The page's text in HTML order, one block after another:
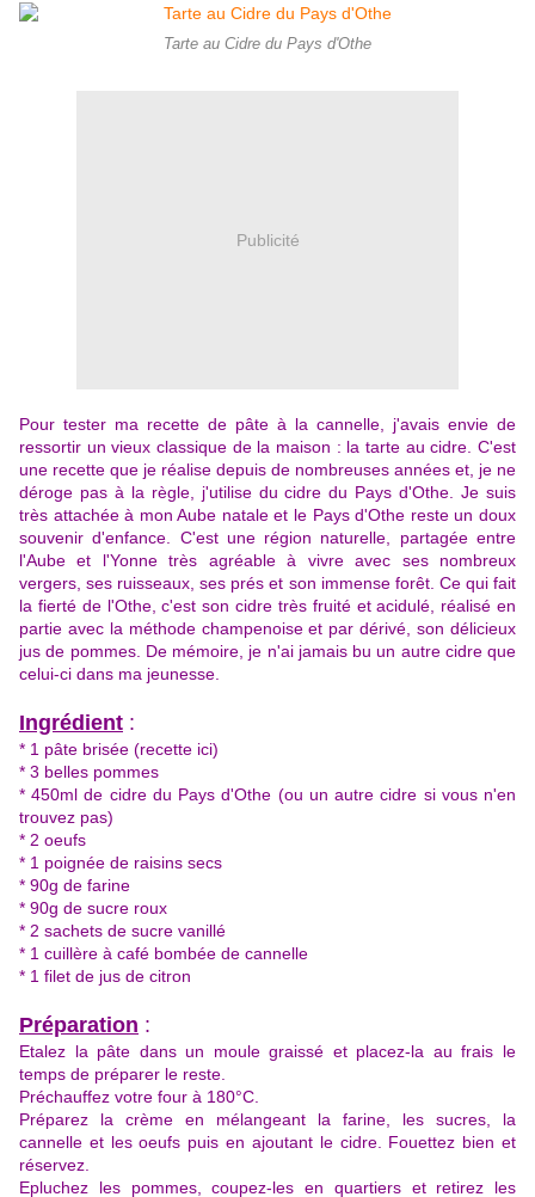
Tarte au Cidre du Pays d'Othe
Publicité
Pour tester ma recette de pâte à la cannelle, j'avais envie de
ressortir un vieux classique de la maison : la tarte au cidre. C'est
une recette que je réalise depuis de nombreuses années et, je ne
déroge pas à la règle, j'utilise du cidre du Pays d'Othe. Je suis
très attachée à mon Aube natale et le Pays d'Othe reste un doux
souvenir d'enfance. C'est une région naturelle, partagée entre
l'Aube et l'Yonne très agréable à vivre avec ses nombreux
vergers, ses ruisseaux, ses prés et son immense forêt. Ce qui fait
la fierté de l'Othe, c'est son cidre très fruité et acidulé, réalisé en
partie avec la méthode champenoise et par dérivé, son délicieux
jus de pommes. De mémoire, je n'ai jamais bu un autre cidre que
celui-ci dans ma jeunesse.
Ingrédient :
* 1 pâte brisée (recette ici)
* 3 belles pommes
* 450ml de cidre du Pays d'Othe (ou un autre cidre si vous n'en
trouvez pas)
* 2 oeufs
* 1 poignée de raisins secs
* 90g de farine
* 90g de sucre roux
* 2 sachets de sucre vanillé
* 1 cuillère à café bombée de cannelle
* 1 filet de jus de citron
Préparation :
Etalez la pâte dans un moule graissé et placez-la au frais le
temps de préparer le reste.
Préchauffez votre four à 180°C.
Préparez la crème en mélangeant la farine, les sucres, la
cannelle et les oeufs puis en ajoutant le cidre. Fouettez bien et
réservez.
Epluchez les pommes, coupez-les en quartiers et retirez les